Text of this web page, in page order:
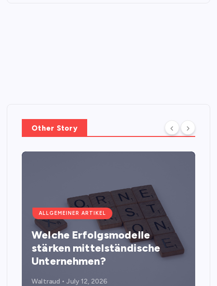
Other Story
ALLGEMEINER ARTIKEL
Welche Erfolgsmodelle
stärken mittelständische
Unternehmen?
Waltraud July 12, 2026